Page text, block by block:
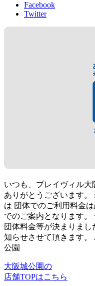
Facebook
Twitter
いつも、プレイヴィル
ありがとうございます
は 団体でのご利用料金
でのご案内となります。
団体料金等が決まりま
知らせさせて頂きます
公園
大阪城公園の
店舗TOPはこちら